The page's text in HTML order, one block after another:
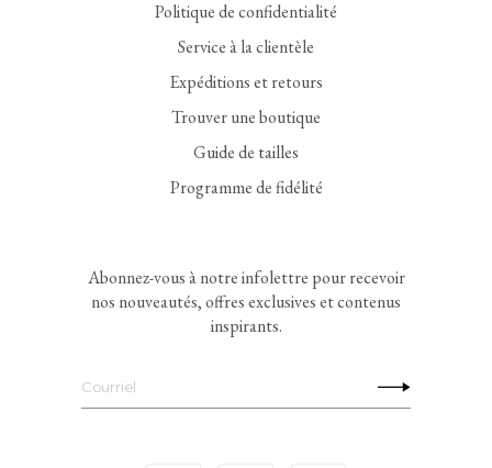
Politique de confidentialité
Service à la clientèle
Expéditions et retours
Trouver une boutique
Guide de tailles
Programme de fidélité
Abonnez-vous à notre infolettre pour recevoir
nos nouveautés, offres exclusives et contenus
inspirants.